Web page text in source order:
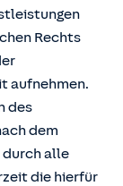
Rechts
aufnehmen.
des
dem
durch alle
die hierfür